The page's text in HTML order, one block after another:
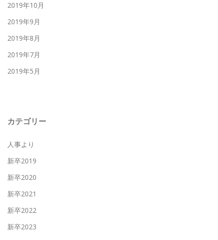
2019年10月
2019年9月
2019年8月
2019年7月
2019年5月
カテゴリー
人事より
新卒2019
新卒2020
新卒2021
新卒2022
新卒2023